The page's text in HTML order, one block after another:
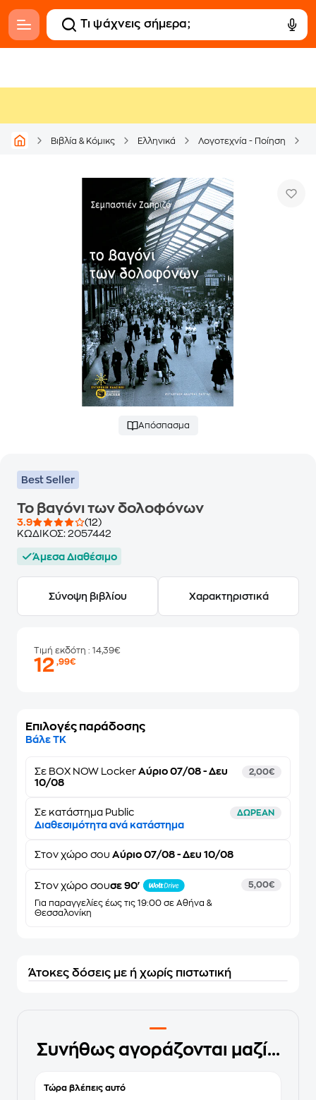
Βιβλία & Κόμικς Ελληνικά Λογοτεχνία - Ποίηση
Απόσπασμα
Best Seller
Το βαγόνι των δολοφόνων
3.9
(12)
ΚΩΔΙΚΟΣ: 2057442
Άμεσα Διαθέσιμο
Σύνοψη βιβλίου Χαρακτηριστικά
Τιμή εκδότη : 14,39€
12,99€
Επιλογές παράδοσης
Βάλε ΤΚ
Σε BOX NOW Locker Αύριο 07/08 - Δευ
10/08
2,00€
Σε κατάστημα Public ΔΩΡΕΑΝ
Διαθεσιμότητα ανά κατάστημα
Στον χώρο σου Αύριο 07/08 - Δευ 10/08
Στον χώρο σουσε 90'
Για παραγγελίες έως τις 19:00 σε Αθήνα &
Θεσσαλονίκη
5,00€
Άτοκες δόσεις με ή χωρίς πιστωτική
Συνήθως αγοράζονται μαζί...
Τώρα βλέπεις αυτό